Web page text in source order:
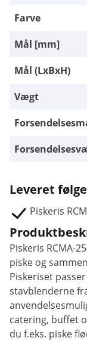
Farve
Mål [mm]
Mål (LxBxH)
Vægt
Leveret
Piskeris
Piskeris RCMA-
piske og
Piskeriset
stavblenderne
catering, buffet
du f.eks. piske